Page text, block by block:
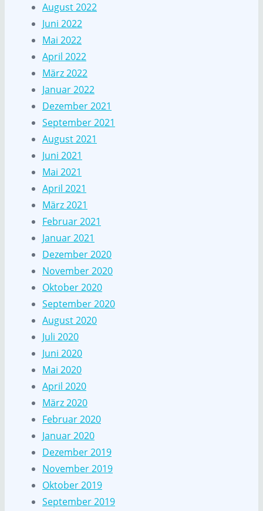
August 2022
Juni 2022
Mai 2022
April 2022
März 2022
Januar 2022
Dezember 2021
September 2021
August 2021
Juni 2021
Mai 2021
April 2021
März 2021
Februar 2021
Januar 2021
Dezember 2020
November 2020
Oktober 2020
September 2020
August 2020
Juli 2020
Juni 2020
Mai 2020
April 2020
März 2020
Februar 2020
Januar 2020
Dezember 2019
November 2019
Oktober 2019
September 2019